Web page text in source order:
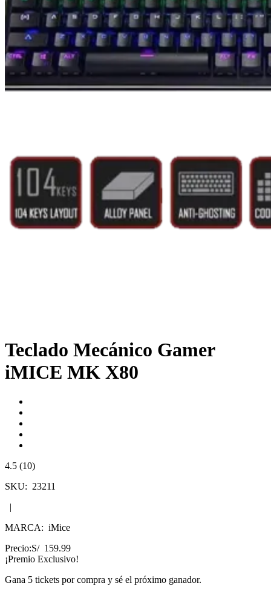
Teclado Mecánico Gamer
iMICE MK X80
4.5 (10)
SKU: 23211
|
MARCA: iMice
Precio:S/ 159.99
¡Premio Exclusivo!
Gana 5 tickets por compra y sé el próximo ganador.